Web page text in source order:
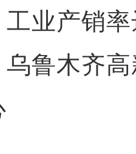
业产销
木齐高
味运动享快乐，青春